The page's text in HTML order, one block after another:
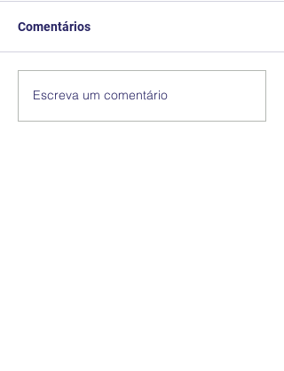
Comentários
Escreva um comentário